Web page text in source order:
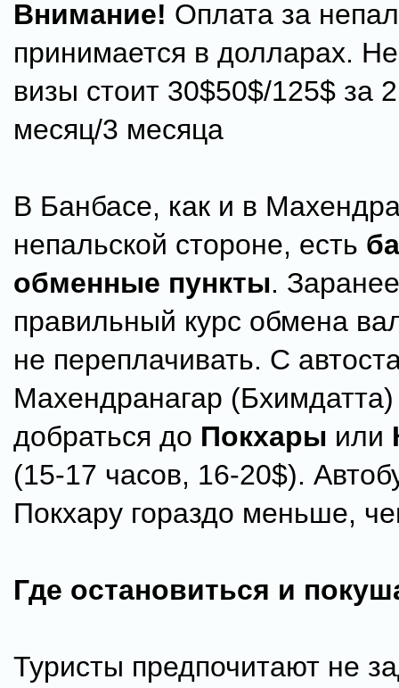
Внимание! Оплата за
принимается в долларах.
визы стоит 30$50$/125$ за
месяц/3 месяца
В Банбасе, как и в
непальской стороне, есть
обменные пункты.
правильный курс обмена
не переплачивать. С
Махендранагар
добраться до Покхары или
(15-17 часов, 16-20$).
Покхару гораздо меньше,
Где остановиться и
Туристы предпочитают не